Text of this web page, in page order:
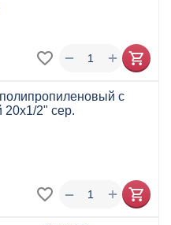
+
−
с
20x1/2" сер.
+
−